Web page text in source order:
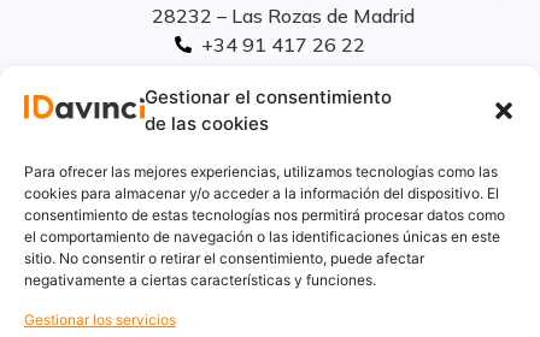
Gestionar el consentimiento
de las cookies
Para ofrecer las mejores experiencias, utilizamos tecnologías como las
cookies para almacenar y/o acceder a la información del dispositivo. El
consentimiento de estas tecnologías nos permitirá procesar datos como
el comportamiento de navegación o las identificaciones únicas en este
sitio. No consentir o retirar el consentimiento, puede afectar
negativamente a ciertas características y funciones.
Gestionar los servicios
28232 – Las Rozas de Madrid
+34 91 417 26 22
linkedIn
Aviso Legal
Privacidad
Cookies